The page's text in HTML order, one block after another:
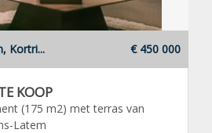
Kortri... € 450 000
KOOP
(175 m2) met terras van
Latem